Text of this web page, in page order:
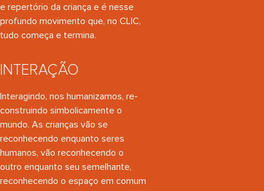
e repertório da criança e é nesse
profundo movimento que, no CLIC,
tudo começa e termina.
INTERAÇÃO
Interagindo, nos humanizamos, re-
construindo simbolicamente o
mundo. As crianças vão se
reconhecendo enquanto seres
humanos, vão reconhecendo o
outro enquanto seu semelhante,
reconhecendo o espaço em comum